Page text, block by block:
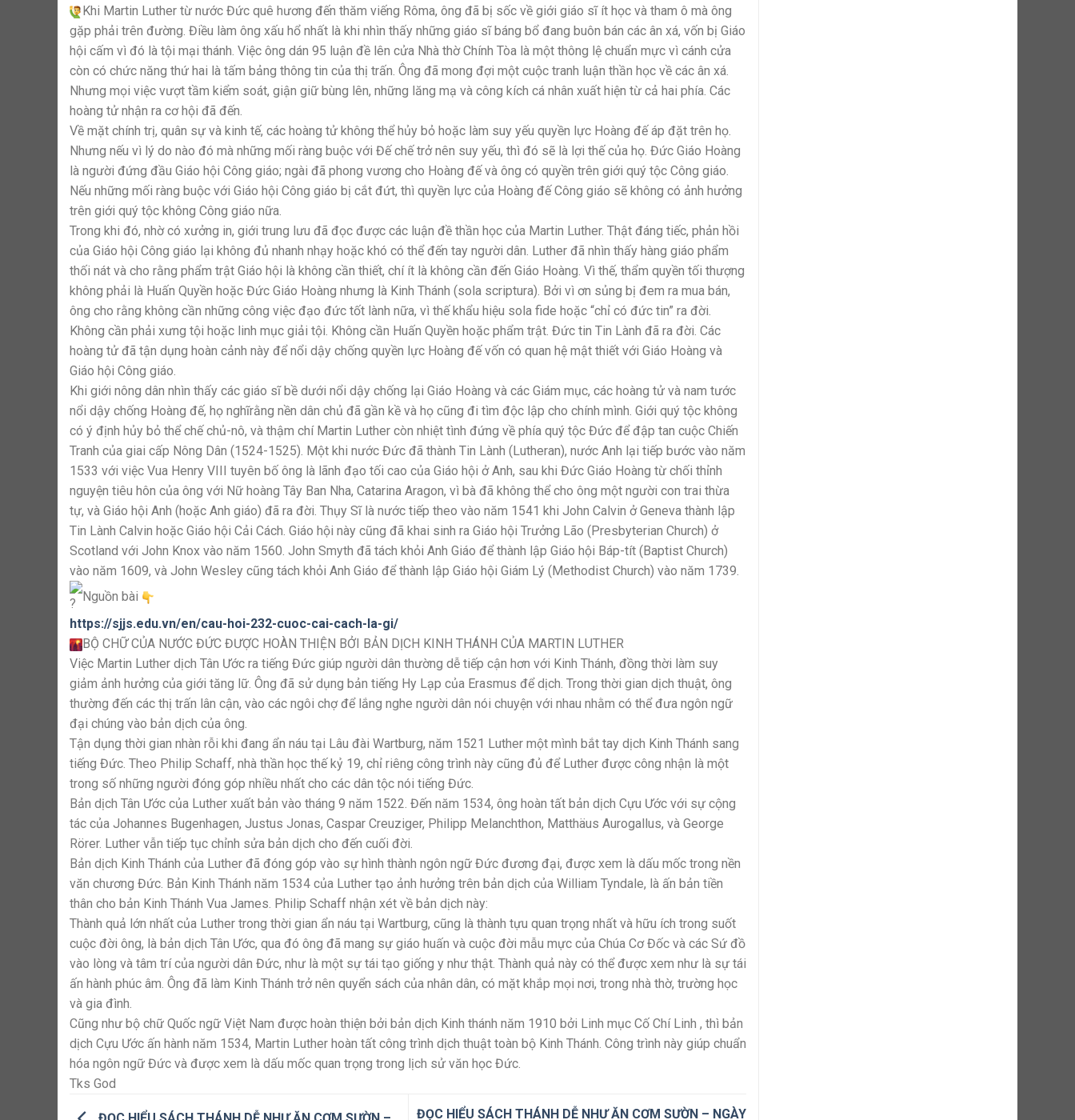
Khi Martin Luther từ nước Đức quê hương đến thăm viếng Rôma, ông đã bị sốc về giới giáo sĩ ít học và tham ô mà ông
gặp phải trên đường. Điều làm ông xấu hổ nhất là khi nhìn thấy những giáo sĩ báng bổ đang buôn bán các ân xá, vốn bị Giáo
hội cấm vì đó là tội mại thánh. Việc ông dán 95 luận đề lên cửa Nhà thờ Chính Tòa là một thông lệ chuẩn mực vì cánh cửa
còn có chức năng thứ hai là tấm bảng thông tin của thị trấn. Ông đã mong đợi một cuộc tranh luận thần học về các ân xá.
Nhưng mọi việc vượt tầm kiểm soát, giận giữ bùng lên, những lăng mạ và công kích cá nhân xuất hiện từ cả hai phía. Các
hoàng tử nhận ra cơ hội đã đến.
Về mặt chính trị, quân sự và kinh tế, các hoàng tử không thể hủy bỏ hoặc làm suy yếu quyền lực Hoàng đế áp đặt trên họ.
Nhưng nếu vì lý do nào đó mà những mối ràng buộc với Đế chế trở nên suy yếu, thì đó sẽ là lợi thế của họ. Đức Giáo Hoàng
là người đứng đầu Giáo hội Công giáo; ngài đã phong vương cho Hoàng đế và ông có quyền trên giới quý tộc Công giáo.
Nếu những mối ràng buộc với Giáo hội Công giáo bị cắt đứt, thì quyền lực của Hoàng đế Công giáo sẽ không có ảnh hưởng
trên giới quý tộc không Công giáo nữa.
Trong khi đó, nhờ có xưởng in, giới trung lưu đã đọc được các luận đề thần học của Martin Luther. Thật đáng tiếc, phản hồi
của Giáo hội Công giáo lại không đủ nhanh nhạy hoặc khó có thể đến tay người dân. Luther đã nhìn thấy hàng giáo phẩm
thối nát và cho rằng phẩm trật Giáo hội là không cần thiết, chí ít là không cần đến Giáo Hoàng. Vì thế, thẩm quyền tối thượng
không phải là Huấn Quyền hoặc Đức Giáo Hoàng nhưng là Kinh Thánh (sola scriptura). Bởi vì ơn sủng bị đem ra mua bán,
ông cho rằng không cần những công việc đạo đức tốt lành nữa, vì thế khẩu hiệu sola fide hoặc “chỉ có đức tin” ra đời.
Không cần phải xưng tội hoặc linh mục giải tội. Không cần Huấn Quyền hoặc phẩm trật. Đức tin Tin Lành đã ra đời. Các
hoàng tử đã tận dụng hoàn cảnh này để nổi dậy chống quyền lực Hoàng đế vốn có quan hệ mật thiết với Giáo Hoàng và
Giáo hội Công giáo.
Khi giới nông dân nhìn thấy các giáo sĩ bề dưới nổi dậy chống lại Giáo Hoàng và các Giám mục, các hoàng tử và nam tước
nổi dậy chống Hoàng đế, họ nghĩrằng nền dân chủ đã gần kề và họ cũng đi tìm độc lập cho chính mình. Giới quý tộc không
có ý định hủy bỏ thể chế chủ-nô, và thậm chí Martin Luther còn nhiệt tình đứng về phía quý tộc Đức để đập tan cuộc Chiến
Tranh của giai cấp Nông Dân (1524-1525). Một khi nước Đức đã thành Tin Lành (Lutheran), nước Anh lại tiếp bước vào năm
1533 với việc Vua Henry VIII tuyên bố ông là lãnh đạo tối cao của Giáo hội ở Anh, sau khi Đức Giáo Hoàng từ chối thỉnh
nguyện tiêu hôn của ông với Nữ hoàng Tây Ban Nha, Catarina Aragon, vì bà đã không thể cho ông một người con trai thừa
tự, và Giáo hội Anh (hoặc Anh giáo) đã ra đời. Thụy Sĩ là nước tiếp theo vào năm 1541 khi John Calvin ở Geneva thành lập
Tin Lành Calvin hoặc Giáo hội Cải Cách. Giáo hội này cũng đã khai sinh ra Giáo hội Trưởng Lão (Presbyterian Church) ở
Scotland với John Knox vào năm 1560. John Smyth đã tách khỏi Anh Giáo để thành lập Giáo hội Báp-tít (Baptist Church)
vào năm 1609, và John Wesley cũng tách khỏi Anh Giáo để thành lập Giáo hội Giám Lý (Methodist Church) vào năm 1739.
Nguồn bài
https://sjjs.edu.vn/en/cau-hoi-232-cuoc-cai-cach-la-gi/
BỘ CHỮ CỦA NƯỚC ĐỨC ĐƯỢC HOÀN THIỆN BỞI BẢN DỊCH KINH THÁNH CỦA MARTIN LUTHER
Việc Martin Luther dịch Tân Ước ra tiếng Đức giúp người dân thường dễ tiếp cận hơn với Kinh Thánh, đồng thời làm suy
giảm ảnh hưởng của giới tăng lữ. Ông đã sử dụng bản tiếng Hy Lạp của Erasmus để dịch. Trong thời gian dịch thuật, ông
thường đến các thị trấn lân cận, vào các ngôi chợ để lắng nghe người dân nói chuyện với nhau nhằm có thể đưa ngôn ngữ
đại chúng vào bản dịch của ông.
Tận dụng thời gian nhàn rỗi khi đang ẩn náu tại Lâu đài Wartburg, năm 1521 Luther một mình bắt tay dịch Kinh Thánh sang
tiếng Đức. Theo Philip Schaff, nhà thần học thế kỷ 19, chỉ riêng công trình này cũng đủ để Luther được công nhận là một
trong số những người đóng góp nhiều nhất cho các dân tộc nói tiếng Đức.
Bản dịch Tân Ước của Luther xuất bản vào tháng 9 năm 1522. Đến năm 1534, ông hoàn tất bản dịch Cựu Ước với sự cộng
tác của Johannes Bugenhagen, Justus Jonas, Caspar Creuziger, Philipp Melanchthon, Matthäus Aurogallus, và George
Rörer. Luther vẫn tiếp tục chỉnh sửa bản dịch cho đến cuối đời.
Bản dịch Kinh Thánh của Luther đã đóng góp vào sự hình thành ngôn ngữ Đức đương đại, được xem là dấu mốc trong nền
văn chương Đức. Bản Kinh Thánh năm 1534 của Luther tạo ảnh hưởng trên bản dịch của William Tyndale, là ấn bản tiền
thân cho bản Kinh Thánh Vua James. Philip Schaff nhận xét về bản dịch này:
Thành quả lớn nhất của Luther trong thời gian ẩn náu tại Wartburg, cũng là thành tựu quan trọng nhất và hữu ích trong suốt
cuộc đời ông, là bản dịch Tân Ước, qua đó ông đã mang sự giáo huấn và cuộc đời mẫu mực của Chúa Cơ Đốc và các Sứ đồ
vào lòng và tâm trí của người dân Đức, như là một sự tái tạo giống y như thật. Thành quả này có thể được xem như là sự tái
ấn hành phúc âm. Ông đã làm Kinh Thánh trở nên quyển sách của nhân dân, có mặt khắp mọi nơi, trong nhà thờ, trường học
và gia đình.
Cũng như bộ chữ Quốc ngữ Việt Nam được hoàn thiện bởi bản dịch Kinh thánh năm 1910 bởi Linh mục Cố Chí Linh , thì bản
dịch Cựu Ước ấn hành năm 1534, Martin Luther hoàn tất công trình dịch thuật toàn bộ Kinh Thánh. Công trình này giúp chuẩn
hóa ngôn ngữ Đức và được xem là dấu mốc quan trọng trong lịch sử văn học Đức.
Tks God
ĐỌC HIỂU SÁCH THÁNH DỄ NHƯ ĂN CƠM SƯỜN – NGÀY